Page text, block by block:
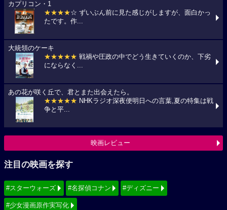
カプリコン・1
★★★★☆ ずいぶん前に見た感じがしますが、面白かっ
たです。作...
大統領のケーキ
★★★★★ 戦禍や圧政の中でどう生きていくのか、下劣
にならなく...
あの花が咲く丘で、君とまた出会えたら。
★★★★★ NHKラジオ深夜便明日への言葉,夏の特集は戦
争と平...
映画レビュー
注目の映画を探す
#スターウォーズ #名探偵コナン #ディズニー
#少女漫画原作実写化